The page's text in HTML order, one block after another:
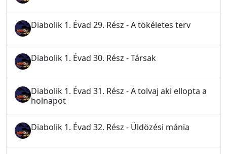
Diabolik 1. Évad 29. Rész - A tökéletes terv
Diabolik 1. Évad 30. Rész - Társak
Diabolik 1. Évad 31. Rész - A tolvaj aki ellopta a
holnapot
Diabolik 1. Évad 32. Rész - Üldözési mánia